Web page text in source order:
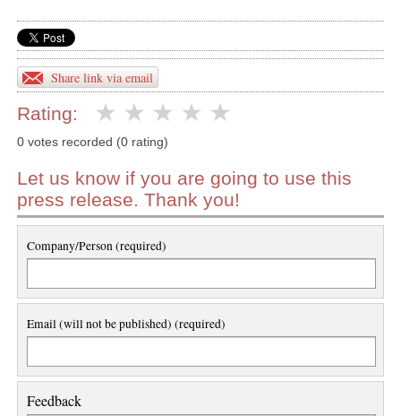
Share link via email
Rating:
0 votes recorded (0 rating)
Let us know if you are going to use this
press release. Thank you!
Company/Person (required)
Email (will not be published) (required)
Feedback